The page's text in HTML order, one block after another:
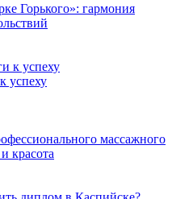
Горького»: гармония
успеху
массажного
красота